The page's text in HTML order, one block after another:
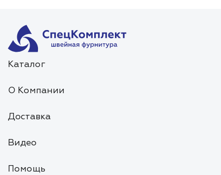
Каталог
О Компании
Доставка
Видео
Помощь